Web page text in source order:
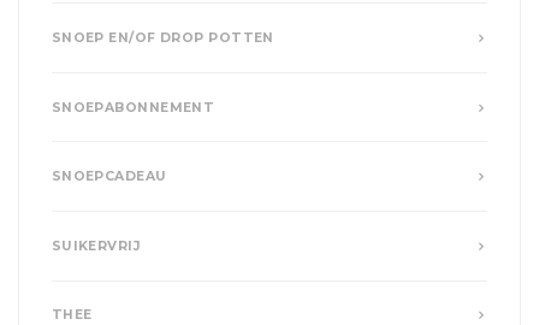
SNOEP EN/OF DROP POTTEN
SNOEPABONNEMENT
SNOEPCADEAU
SUIKERVRIJ
THEE